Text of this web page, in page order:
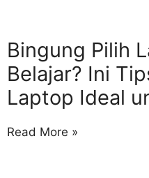
Bingung Pilih
Belajar? Ini
Laptop Ideal
Read More »